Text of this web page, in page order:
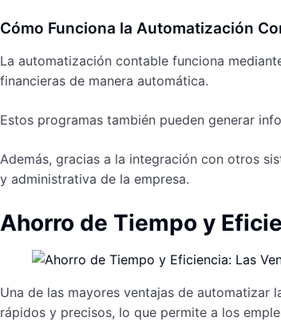
Cómo Funciona la Automatización
La automatización contable funciona
financieras de manera automática.
Estos programas también pueden generar
Además, gracias a la integración con otros
y administrativa de la empresa.
Ahorro de Tiempo y
Una de las mayores ventajas de automatizar
rápidos y precisos, lo que permite a los